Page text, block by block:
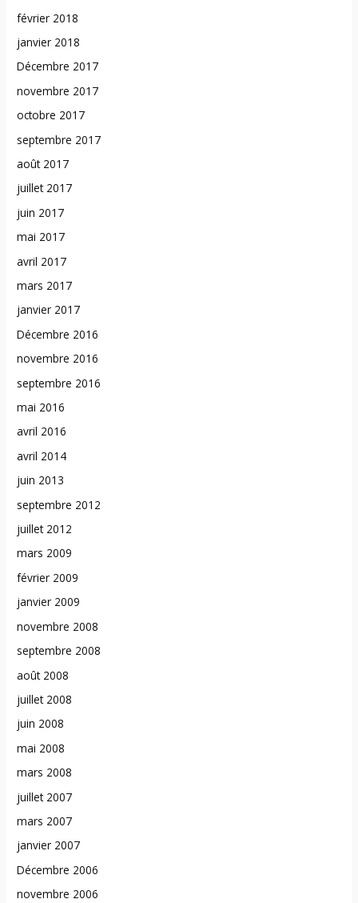
février 2018
janvier 2018
Décembre 2017
novembre 2017
octobre 2017
septembre 2017
août 2017
juillet 2017
juin 2017
mai 2017
avril 2017
mars 2017
janvier 2017
Décembre 2016
novembre 2016
septembre 2016
mai 2016
avril 2016
avril 2014
juin 2013
septembre 2012
juillet 2012
mars 2009
février 2009
janvier 2009
novembre 2008
septembre 2008
août 2008
juillet 2008
juin 2008
mai 2008
mars 2008
juillet 2007
mars 2007
janvier 2007
Décembre 2006
novembre 2006